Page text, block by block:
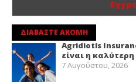
ΔΙΑΒΑΣΤΕ ΑΚΟΜΗ
Agridiotis
είναι η
7 Αυγούστου, 2026